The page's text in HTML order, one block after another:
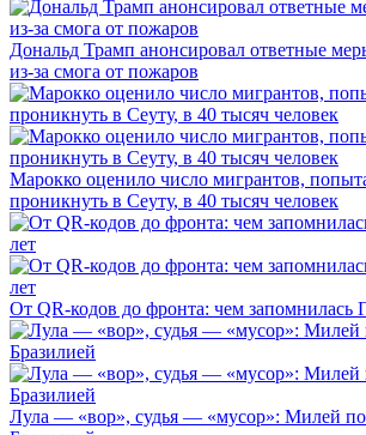
Дональд Трамп анонсировал ответные
из-за смога от пожаров
Марокко оценило число мигрантов,
проникнуть в Сеуту, в 40 тысяч человек
От QR-кодов до фронта: чем запомнилась
Лула — «вор», судья — «мусор»: Милей